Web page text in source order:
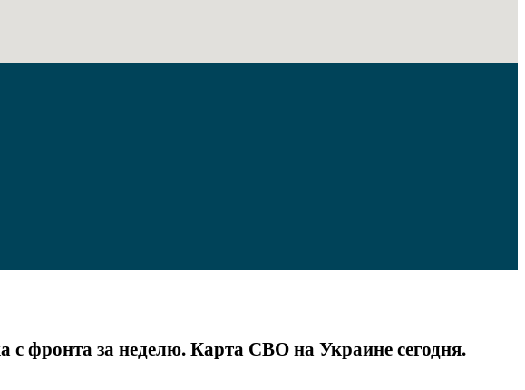
с фронта за неделю. Карта СВО на Украине сегодня.